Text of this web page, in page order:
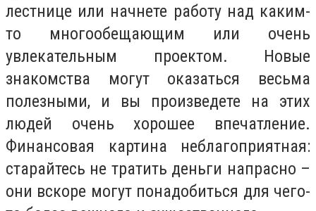
лестнице или начнете работу над каким-
то многообещающим или очень
увлекательным проектом. Новые
знакомства могут оказаться весьма
полезными, и вы произведете на этих
людей очень хорошее впечатление.
Финансовая картина неблагоприятная:
старайтесь не тратить деньги напрасно –
они вскоре могут понадобиться для чего-